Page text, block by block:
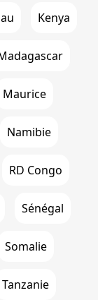
Kenya
Maurice
Namibie
RD Congo
Sénégal
Somalie
Tanzanie